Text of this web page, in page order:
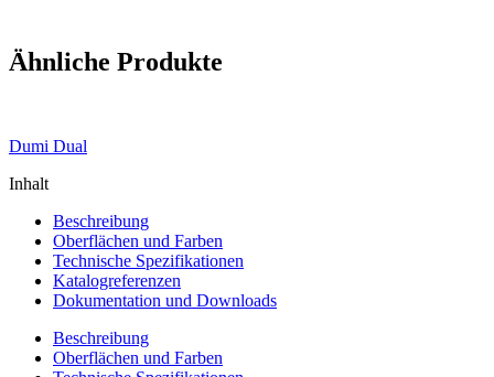
Ähnliche Produkte
Dumi Dual
Inhalt
Beschreibung
Oberflächen und Farben
Technische Spezifikationen
Katalogreferenzen
Dokumentation und Downloads
Beschreibung
Oberflächen und Farben